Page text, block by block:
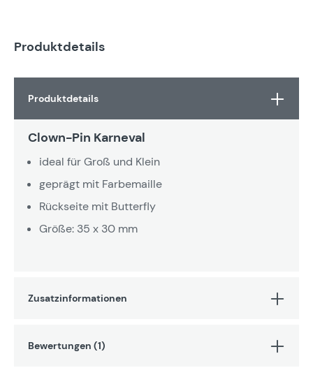
Produktdetails
Produktdetails
Clown-Pin Karneval
ideal für Groß und Klein
geprägt mit Farbemaille
Rückseite mit Butterfly
Größe: 35 x 30 mm
Zusatzinformationen
Bewertungen (1)